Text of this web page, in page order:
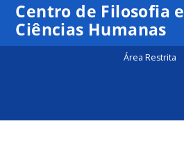
Centro de Filosofia e
Ciências Humanas
Área Restrita